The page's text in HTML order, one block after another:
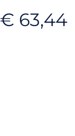
€ 63,44